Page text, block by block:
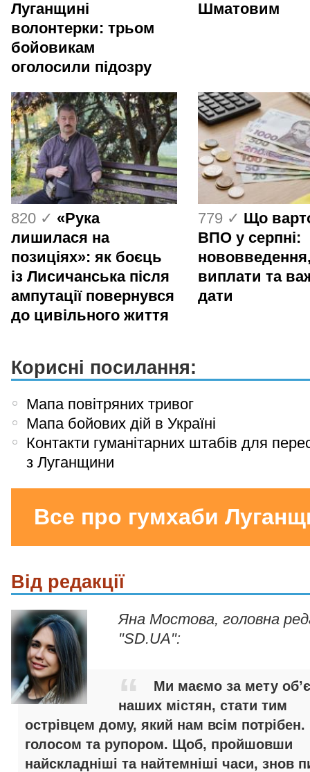
Луганщині
волонтерки: трьом
бойовикам
оголосили підозру
Шматовим
820 ✓ «Рука
лишилася на
позиціях»: як боєць
із Лисичанська після
ампутації повернувся
до цивільного життя
779 ✓ Що
ВПО у серпні:
виплати та
дати
Корисні посилання:
Мапа повітряних тривог
Мапа бойових дій в Україні
Контакти гуманітарних штабів для
з Луганщини
Все про гумхаби
Від редакції
Яна Мостова, головна
"SD.UA":
Ми маємо за мету
наших містян, стати тим
острівцем дому, який нам всім потрібен.
голосом та рупором. Щоб, пройшовши
найскладніші та найтемніші часи, знов